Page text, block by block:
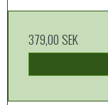
379,00 SEK